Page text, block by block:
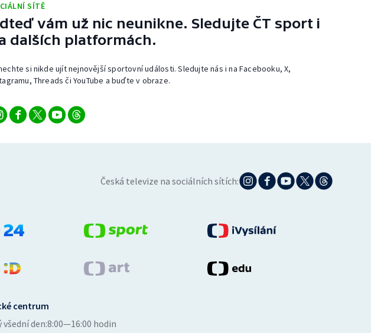
SÍTĚ
vám už nic neunikne. Sledujte ČT sport i
dalších platformách.
si nikde ujít nejnovější sportovní události. Sledujte nás i na Facebooku, X,
Threads či YouTube a buďte v obraze.
Česká televize na sociálních sítích:
centrum
všední den:8:00—16:00 hodin